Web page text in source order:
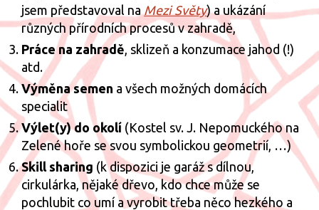
jsem představoval na Mezi Světy) a ukázání
různých přírodních procesů v zahradě,
Práce na zahradě, sklizeň a konzumace jahod (!)
atd.
Výměna semen a všech možných domácích
specialit
Výlet(y) do okolí (Kostel sv. J. Nepomuckého na
Zelené hoře se svou symbolickou geometrií, …)
Skill sharing (k dispozici je garáž s dílnou,
cirkulárka, nějaké dřevo, kdo chce může se
pochlubit co umí a vyrobit třeba něco hezkého a